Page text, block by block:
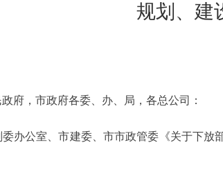
规划、建
府，市政府各委、办、局，各总公司：
公室、市建委、市市政管委《关于下放